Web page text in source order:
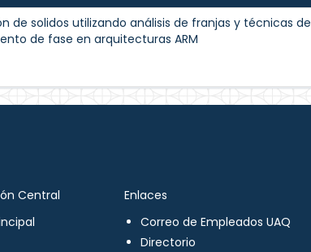
de solidos utilizando análisis de franjas y técnicas de
de fase en arquitecturas ARM
Central
Enlaces
Correo de Empleados UAQ
Directorio